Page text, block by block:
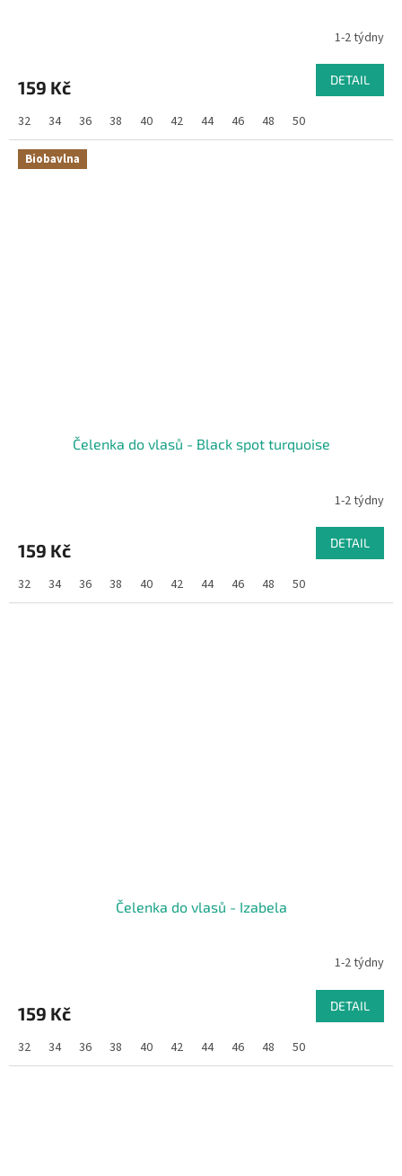
1-2 týdny
159 Kč DETAIL
32 34 36 38 40 42 44 46 48 50
Biobavlna
Čelenka do vlasů - Black spot turquoise
1-2 týdny
159 Kč DETAIL
32 34 36 38 40 42 44 46 48 50
Čelenka do vlasů - Izabela
1-2 týdny
159 Kč DETAIL
32 34 36 38 40 42 44 46 48 50